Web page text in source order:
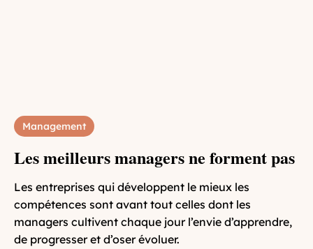
Management
Les meilleurs managers ne forment pas
Les entreprises qui développent le mieux les
compétences sont avant tout celles dont les
managers cultivent chaque jour l’envie d’apprendre,
de progresser et d’oser évoluer.